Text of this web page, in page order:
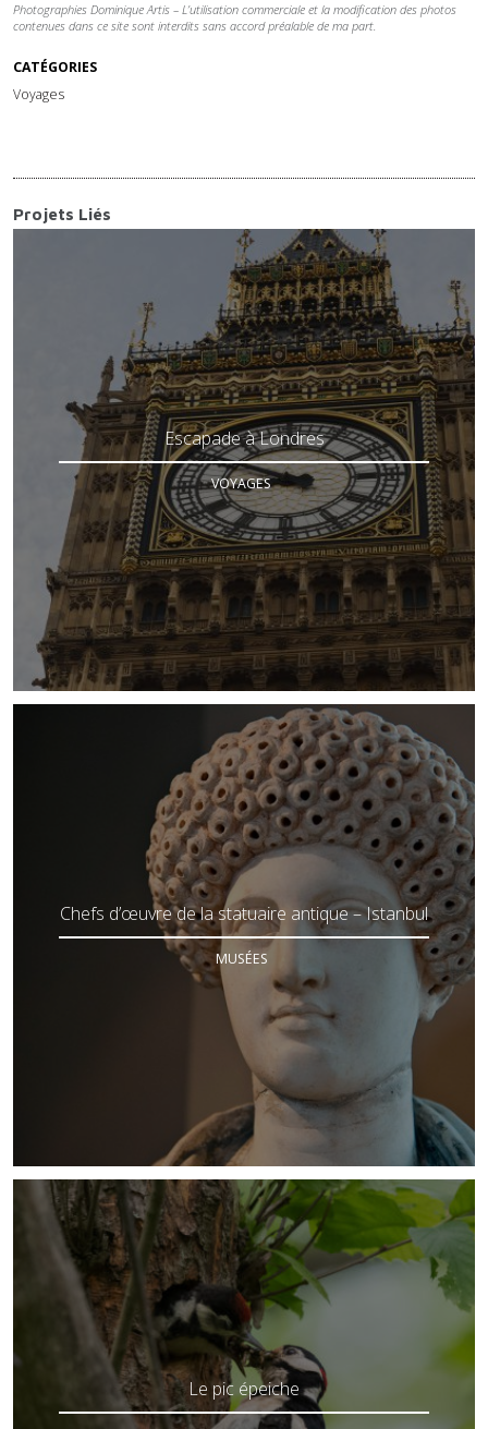
Photographies Dominique Artis – L’utilisation commerciale et la modification des photos
contenues dans ce site sont interdits sans accord préalable de ma part.
CATÉGORIES
Voyages
Projets Liés
Escapade à Londres
VOYAGES
Chefs d’œuvre de la statuaire antique – Istanbul
MUSÉES
Le pic épeiche